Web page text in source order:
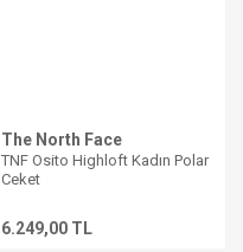
The North Face
TNF Osito Highloft Kadın Polar
Ceket
6.249,00 TL